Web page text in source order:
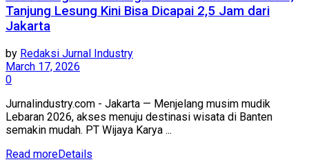
Tanjung Lesung Kini Bisa Dicapai 2,5 Jam dari
Jakarta
by Redaksi Jurnal Industry
March 17, 2026
0
Jurnalindustry.com - Jakarta — Menjelang musim mudik
Lebaran 2026, akses menuju destinasi wisata di Banten
semakin mudah. PT Wijaya Karya ...
Read moreDetails